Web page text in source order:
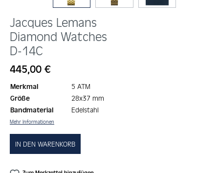
Jacques Lemans
Diamond Watches
D-14C
Regulärer Preis:
445,00 €
Merkmal
5 ATM
Größe
28x37 mm
Bandmaterial
Edelstahl
Mehr Informationen
IN DEN WARENKORB